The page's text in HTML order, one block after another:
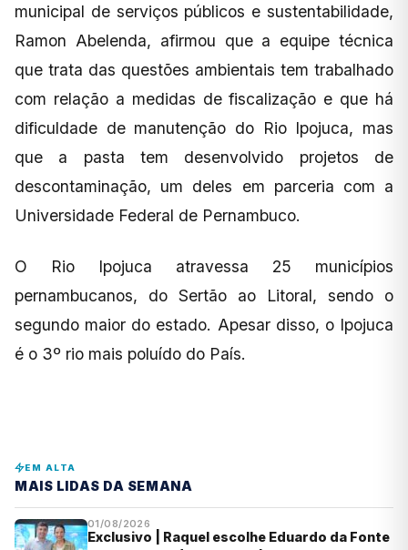
municipal de serviços públicos e sustentabilidade,
Ramon Abelenda, afirmou que a equipe técnica
que trata das questões ambientais tem trabalhado
com relação a medidas de fiscalização e que há
dificuldade de manutenção do Rio Ipojuca, mas
que a pasta tem desenvolvido projetos de
descontaminação, um deles em parceria com a
Universidade Federal de Pernambuco.
O Rio Ipojuca atravessa 25 municípios
pernambucanos, do Sertão ao Litoral, sendo o
segundo maior do estado. Apesar disso, o Ipojuca
é o 3º rio mais poluído do País.
EM ALTA
MAIS LIDAS DA SEMANA
01/08/2026
Exclusivo | Raquel escolhe Eduardo da Fonte